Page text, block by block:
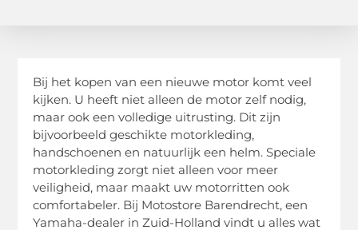
Bij het kopen van een nieuwe motor komt veel
kijken. U heeft niet alleen de motor zelf nodig,
maar ook een volledige uitrusting. Dit zijn
bijvoorbeeld geschikte motorkleding,
handschoenen en natuurlijk een helm. Speciale
motorkleding zorgt niet alleen voor meer
veiligheid, maar maakt uw motorritten ook
comfortabeler. Bij Motostore Barendrecht, een
Yamaha-dealer in Zuid-Holland vindt u alles wat